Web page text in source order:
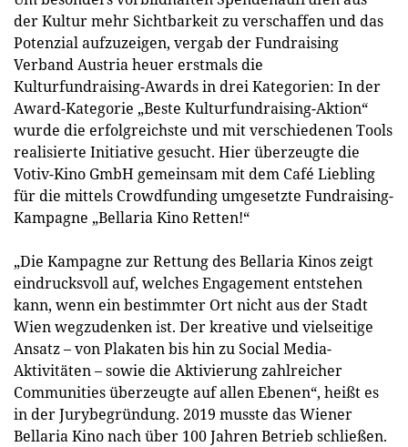
der Kultur mehr Sichtbarkeit zu verschaffen und das
Potenzial aufzuzeigen, vergab der Fundraising
Verband Austria heuer erstmals die
Kulturfundraising-Awards in drei Kategorien: In der
Award-Kategorie „Beste Kulturfundraising-Aktion“
wurde die erfolgreichste und mit verschiedenen Tools
realisierte Initiative gesucht. Hier überzeugte die
Votiv-Kino GmbH gemeinsam mit dem Café Liebling
für die mittels Crowdfunding umgesetzte Fundraising-
Kampagne „Bellaria Kino Retten!“
„Die Kampagne zur Rettung des Bellaria Kinos zeigt
eindrucksvoll auf, welches Engagement entstehen
kann, wenn ein bestimmter Ort nicht aus der Stadt
Wien wegzudenken ist. Der kreative und vielseitige
Ansatz – von Plakaten bis hin zu Social Media-
Aktivitäten – sowie die Aktivierung zahlreicher
Communities überzeugte auf allen Ebenen“, heißt es
in der Jurybegründung. 2019 musste das Wiener
Bellaria Kino nach über 100 Jahren Betrieb schließen.